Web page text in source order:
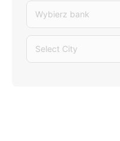
Wybierz bank
Select City